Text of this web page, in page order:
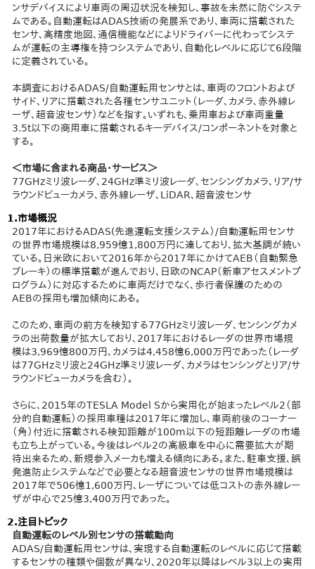
ンサデバイスにより車両の周辺状況を検知し、事故を未然に防ぐシステ
ムである。自動運転はADAS技術の発展系であり、車両に搭載された
センサ、高精度地図、通信機能などによりドライバーに代わってシステ
ムが運転の主導権を持つシステムであり、自動化レベルに応じて6段階
に定義されている。
​本調査におけるADAS/自動運転用センサとは、車両のフロントおよび
サイド、リアに搭載された各種センサユニット（レーダ、カメラ、赤外線レ
ーザ、超音波センサ）などを指す。いずれも、乗用車および車両重量
3.5t以下の商用車に搭載されるキーデバイス/コンポーネントを対象と
する。
＜市場に含まれる商品・サービス＞
77GHzミリ波レーダ、24GHz準ミリ波レーダ、センシングカメラ、リア/サ
ラウンドビューカメラ、赤外線レーザ、LiDAR、超音波センサ
1.市場概況
2017年におけるADAS(先進運転支援システム）/自動運転用センサ
の世界市場規模は8,959憶1,800万円に達しており、拡大基調が続い
ている。日米欧において2016年から2017年にかけてAEB（自動緊急
ブレーキ）の標準搭載が進んでおり、日欧のNCAP（新車アセスメントプ
ログラム）に対応するために車両だけでなく、歩行者保護のための
AEBの採用も増加傾向にある。
このため、車両の前方を検知する77GHzミリ波レーダ、センシングカメ
ラの出荷数量が拡大しており、2017年におけるレーダの世界市場規
模は3,969憶800万円、カメラは4,458憶6,000万円であった（レーダ
は77GHzミリ波と24GHz準ミリ波レーダ、カメラはセンシングとリア/サ
ラウンドビューカメラを含む）。
さらに、2015年のTESLA Model Sから実用化が始まったレベル2（部
分的自動運転）の採用車種は2017年に増加し、車両前後のコーナー
（角）付近に搭載される検知距離が100m以下の短距離レーダの市場
も立ち上がっている。今後はレベル2の高級車を中心に需要拡大が期
待出来るため、新規参入メーカも増える傾向にある。また、駐車支援、誤
発進防止システムなどで必要となる超音波センサの世界市場規模は
2017年で506憶1,600万円、レーザについては低コストの赤外線レー
ザが中心で25憶3,400万円であった。
2.注目トピック
自動運転のレベル別センサの搭載動向
ADAS/自動運転用センサは、実現する自動運転のレベルに応じて搭載
するセンサの種類や個数が異なり、2020年以降はレベル3以上の実用